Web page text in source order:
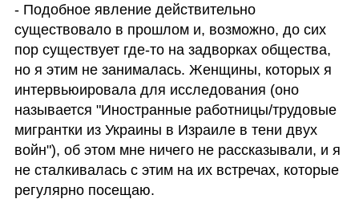
- Подобное явление действительно
существовало в прошлом и, возможно, до сих
пор существует где-то на задворках общества,
но я этим не занималась. Женщины, которых я
интервьюировала для исследования (оно
называется "Иностранные работницы/трудовые
мигрантки из Украины в Израиле в тени двух
войн"), об этом мне ничего не рассказывали, и я
не сталкивалась с этим на их встречах, которые
регулярно посещаю.